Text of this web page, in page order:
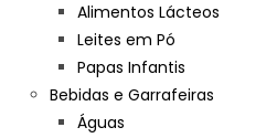
Alimentos Lácteos
Leites em Pó
Papas Infantis
Bebidas e Garrafeiras
Águas